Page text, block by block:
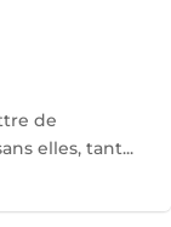
de
elles, tant...